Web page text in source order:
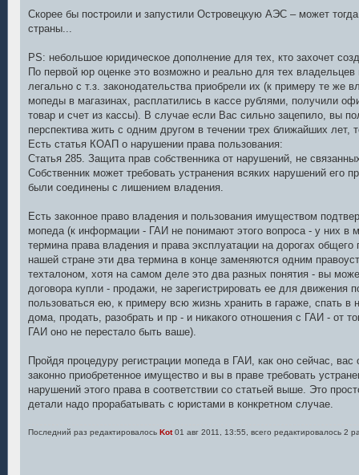
Скорее бы построили и запустили Островецкую АЭС – может
страны...
PS: небольшое юридическое дополнение для тех, кто захочет
По первой юр оценке это возможно и реально для тех
легально с т.з. законодательства приобрели их (к примеру те же
мопеды в магазинах, расплатились в кассе рублями, получили
товар и счет из кассы). В случае если Вас сильно зацепило, вы
перспектива жить с одним другом в течении трех ближайших
Есть статья КОАП о нарушении права пользования:
Статья 285. Защита прав собственника от нарушений, не
Собственник может требовать устранения всяких нарушений его
были соединены с лишением владения.
Есть законное право владения и пользования имуществом
мопеда (к информации - ГАИ не понимают этого вопроса - у них в
термина права владения и права эксплуатации на дорогах общего
нашей стране эти два термина в конце заменяются одним
техталоном, хотя на самом деле это два разных понятия - вы
договора купли - продажи, не зарегистрировать ее для движения
пользоваться ею, к примеру всю жизнь хранить в гараже, спать в
дома, продать, разобрать и пр - и никакого отношения с ГАИ - от
ГАИ оно не перестало быть ваше).
Пройдя процедуру регистрации мопеда в ГАИ, как оно сейчас, вас
законно приобретенное имущество и вы в праве требовать
нарушений этого права в соответствии со статьей выше. Это
детали надо прорабатывать с юристами в конкретном случае.
Последний раз редактировалось Kot01 авг 2011, 13:55, всего редактировалось 2